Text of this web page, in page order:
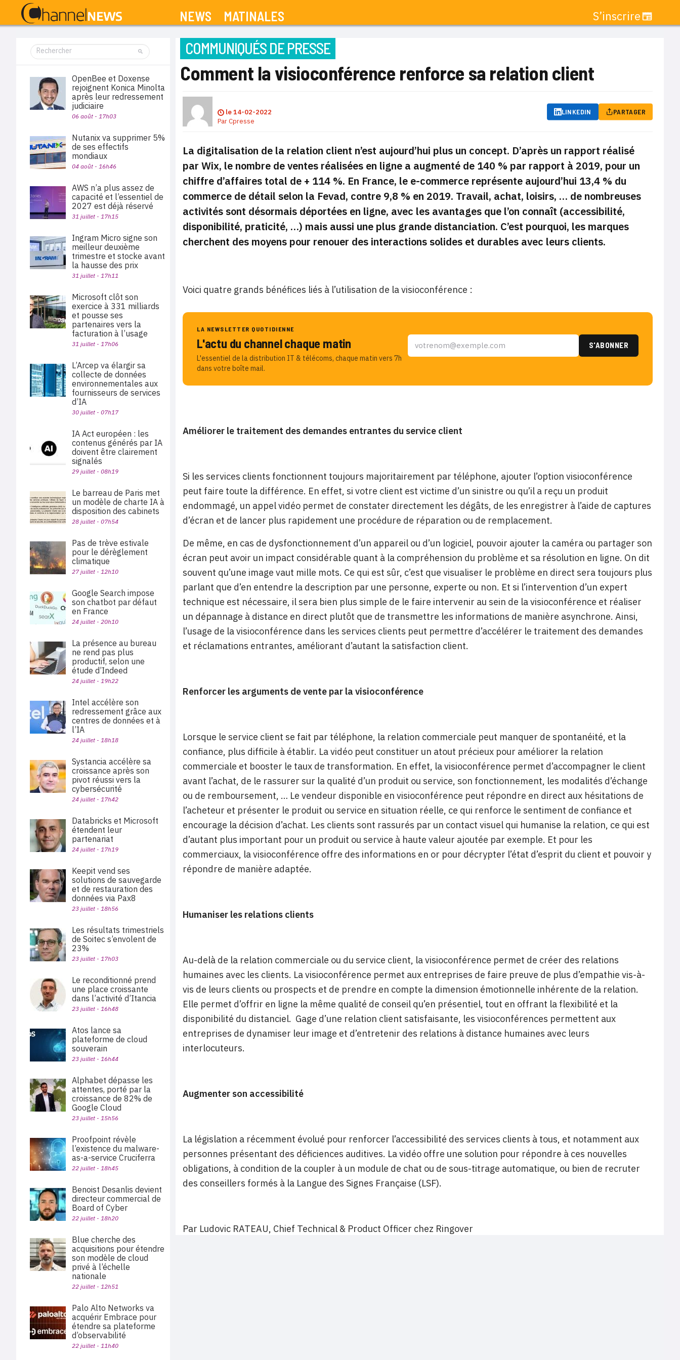
NEWS MATINALES S’inscrire
COMMUNIQUÉS DE PRESSE
Comment la visioconférence renforce sa relation client
le14-02-2022
ParCpresse
LINKEDIN PARTAGER
La digitalisation de la relation client n’est aujourd’hui plus un concept. D’après un rapport réalisé
par Wix, le nombre de ventes réalisées en ligne a augmenté de 140 % par rapport à 2019, pour un
chiffre d’affaires total de + 114 %. En France, le e-commerce représente aujourd’hui 13,4 % du
commerce de détail selon la Fevad, contre 9,8 % en 2019. Travail, achat, loisirs, … de nombreuses
activités sont désormais déportées en ligne, avec les avantages que l’on connaît (accessibilité,
disponibilité, praticité, …) mais aussi une plus grande distanciation. C’est pourquoi, les marques
cherchent des moyens pour renouer des interactions solides et durables avec leurs clients.
Voici quatre grands bénéfices liés à l’utilisation de la visioconférence :
LA NEWSLETTER QUOTIDIENNE
L'actu du channel chaque matin
L'essentiel de la distribution IT & télécoms, chaque matin vers 7h
dans votre boîte mail.
Améliorer le traitement des demandes entrantes du service client
Si les services clients fonctionnent toujours majoritairement par téléphone, ajouter l’option visioconférence
peut faire toute la différence. En effet, si votre client est victime d’un sinistre ou qu’il a reçu un produit
endommagé, un appel vidéo permet de constater directement les dégâts, de les enregistrer à l’aide de captures
d’écran et de lancer plus rapidement une procédure de réparation ou de remplacement.
De même, en cas de dysfonctionnement d’un appareil ou d’un logiciel, pouvoir ajouter la caméra ou partager son
écran peut avoir un impact considérable quant à la compréhension du problème et sa résolution en ligne. On dit
souvent qu’une image vaut mille mots. Ce qui est sûr, c’est que visualiser le problème en direct sera toujours plus
parlant que d’en entendre la description par une personne, experte ou non. Et si l’intervention d’un expert
technique est nécessaire, il sera bien plus simple de le faire intervenir au sein de la visioconférence et réaliser
un dépannage à distance en direct plutôt que de transmettre les informations de manière asynchrone. Ainsi,
l’usage de la visioconférence dans les services clients peut permettre d’accélérer le traitement des demandes
et réclamations entrantes, améliorant d’autant la satisfaction client.
Renforcer les arguments de vente par la visioconférence
Lorsque le service client se fait par téléphone, la relation commerciale peut manquer de spontanéité, et la
confiance, plus difficile à établir. La vidéo peut constituer un atout précieux pour améliorer la relation
commerciale et booster le taux de transformation. En effet, la visioconférence permet d’accompagner le client
avant l’achat, de le rassurer sur la qualité d’un produit ou service, son fonctionnement, les modalités d’échange
ou de remboursement, … Le vendeur disponible en visioconférence peut répondre en direct aux hésitations de
l’acheteur et présenter le produit ou service en situation réelle, ce qui renforce le sentiment de confiance et
encourage la décision d’achat. Les clients sont rassurés par un contact visuel qui humanise la relation, ce qui est
d’autant plus important pour un produit ou service à haute valeur ajoutée par exemple. Et pour les
commerciaux, la visioconférence offre des informations en or pour décrypter l’état d’esprit du client et pouvoir y
répondre de manière adaptée.
Humaniser les relations clients
Au-delà de la relation commerciale ou du service client, la visioconférence permet de créer des relations
humaines avec les clients. La visioconférence permet aux entreprises de faire preuve de plus d’empathie vis-à-
vis de leurs clients ou prospects et de prendre en compte la dimension émotionnelle inhérente de la relation.
Elle permet d’offrir en ligne la même qualité de conseil qu’en présentiel, tout en offrant la flexibilité et la
disponibilité du distanciel. Gage d’une relation client satisfaisante, les visioconférences permettent aux
entreprises de dynamiser leur image et d’entretenir des relations à distance humaines avec leurs
interlocuteurs.
Augmenter son accessibilité
La législation a récemment évolué pour renforcer l’accessibilité des services clients à tous, et notamment aux
personnes présentant des déficiences auditives. La vidéo offre une solution pour répondre à ces nouvelles
obligations, à condition de la coupler à un module de chat ou de sous-titrage automatique, ou bien de recruter
des conseillers formés à la Langue des Signes Française (LSF).
Par Ludovic RATEAU, Chief Technical & Product Officer chez Ringover
OpenBee et Doxense
rejoignent Konica Minolta
après leur redressement
judiciaire
06 août - 17h03
Nutanix va supprimer 5%
de ses effectifs
mondiaux
04 août - 16h46
AWS n’a plus assez de
capacité et l’essentiel de
2027 est déjà réservé
31 juillet - 17h15
Ingram Micro signe son
meilleur deuxième
trimestre et stocke avant
la hausse des prix
31 juillet - 17h11
Microsoft clôt son
exercice à 331 milliards
et pousse ses
partenaires vers la
facturation à l’usage
31 juillet - 17h06
L’Arcep va élargir sa
collecte de données
environnementales aux
fournisseurs de services
d’IA
30 juillet - 07h17
IA Act européen : les
contenus générés par IA
doivent être clairement
signalés
29 juillet - 08h19
Le barreau de Paris met
un modèle de charte IA à
disposition des cabinets
28 juillet - 07h54
Pas de trève estivale
pour le dérèglement
climatique
27 juillet - 12h10
Google Search impose
son chatbot par défaut
en France
24 juillet - 20h10
La présence au bureau
ne rend pas plus
productif, selon une
étude d’Indeed
24 juillet - 19h22
Intel accélère son
redressement grâce aux
centres de données et à
l’IA
24 juillet - 18h18
Systancia accélère sa
croissance après son
pivot réussi vers la
cybersécurité
24 juillet - 17h42
Databricks et Microsoft
étendent leur
partenariat
24 juillet - 17h19
Keepit vend ses
solutions de sauvegarde
et de restauration des
données via Pax8
23 juillet - 18h56
Les résultats trimestriels
de Soitec s’envolent de
23%
23 juillet - 17h03
Le reconditionné prend
une place croissante
dans l’activité d’Itancia
23 juillet - 16h48
Atos lance sa
plateforme de cloud
souverain
23 juillet - 16h44
Alphabet dépasse les
attentes, porté par la
croissance de 82% de
Google Cloud
23 juillet - 15h56
Proofpoint révèle
l’existence du malware-
as-a-service Cruciferra
22 juillet - 18h45
Benoist Desanlis devient
directeur commercial de
Board of Cyber
22 juillet - 18h20
Blue cherche des
acquisitions pour étendre
son modèle de cloud
privé à l’échelle
nationale
22 juillet - 12h51
Palo Alto Networks va
acquérir Embrace pour
étendre sa plateforme
d’observabilité
22 juillet - 11h40